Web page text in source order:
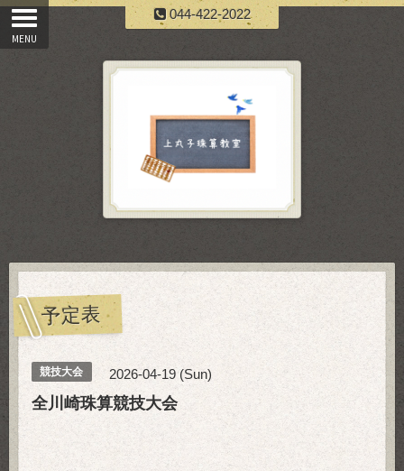
044-422-2022
予定表
競技大会 2026-04-19 (Sun)
全川崎珠算競技大会